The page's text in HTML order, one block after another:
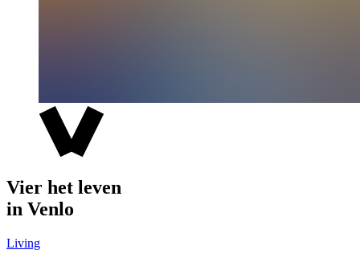
Vier het leven
in Venlo
Living